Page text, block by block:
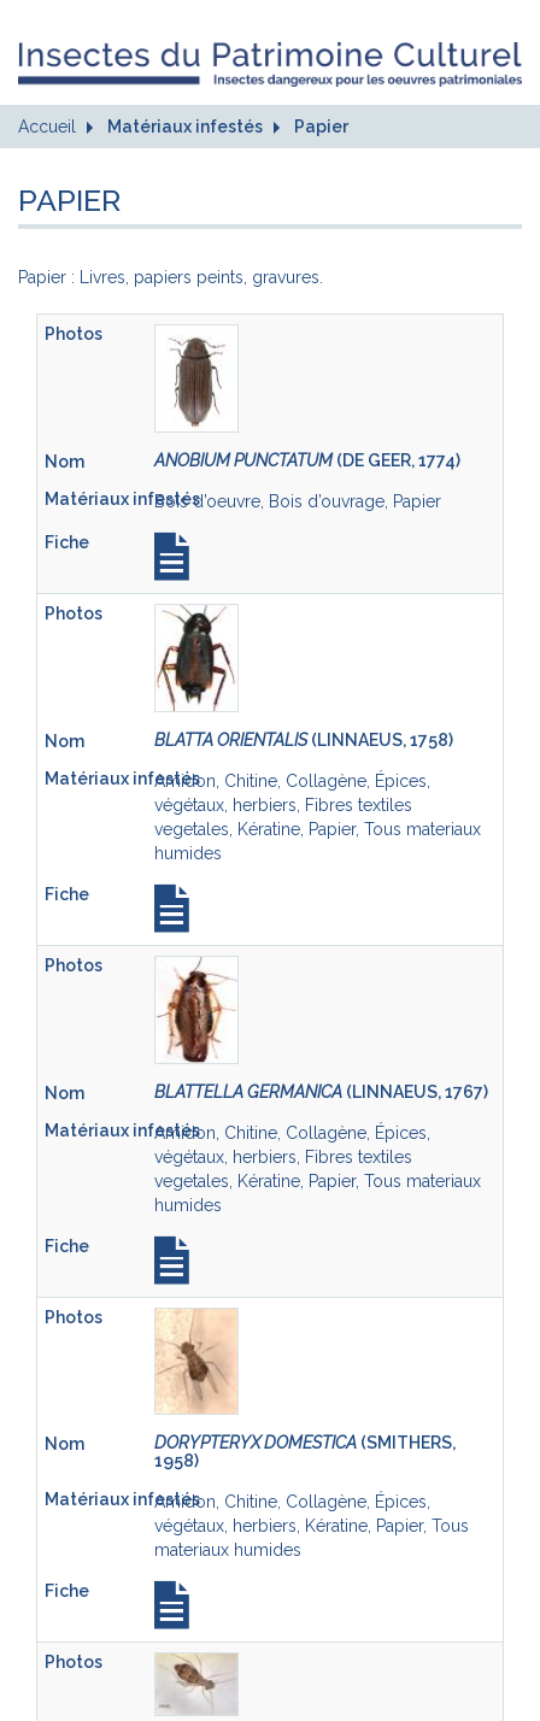
Accueil Matériaux infestés Papier
PAPIER
Papier : Livres, papiers peints, gravures.
ANOBIUM PUNCTATUM(DE GEER, 1774)
Bois d’oeuvre, Bois d’ouvrage, Papier
BLATTA ORIENTALIS(LINNAEUS, 1758)
Amidon, Chitine, Collagène, Épices,
végétaux, herbiers, Fibres textiles
vegetales, Kératine, Papier, Tous materiaux
humides
BLATTELLA GERMANICA(LINNAEUS, 1767)
Amidon, Chitine, Collagène, Épices,
végétaux, herbiers, Fibres textiles
vegetales, Kératine, Papier, Tous materiaux
humides
DORYPTERYX DOMESTICA (SMITHERS,
1958)
Amidon, Chitine, Collagène, Épices,
végétaux, herbiers, Kératine, Papier, Tous
materiaux humides